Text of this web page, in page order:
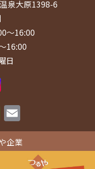
泉大原1398-6
～16:00
16:00
日
Li
n
e
m
ai
l
企業